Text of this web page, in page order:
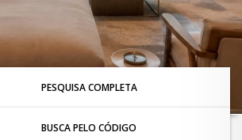
PESQUISA COMPLETA
BUSCA PELO CÓDIGO